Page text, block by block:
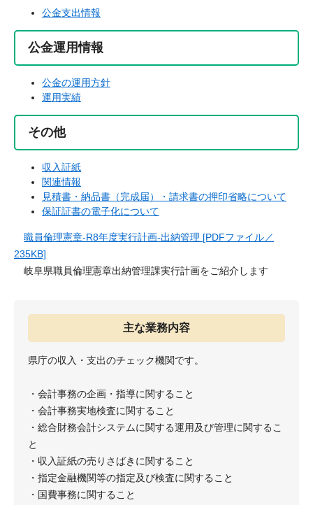
公金支出情報
公金運用情報
公金の運用方針
運用実績
その他
収入証紙
関連情報
見積書・納品書（完成届）・請求書の押印省略について
保証証書の電子化について
職員倫理憲章-R8年度実行計画-出納管理 [PDFファイル／
235KB]
岐阜県職員倫理憲章出納管理課実行計画をご紹介します
主な業務内容
県庁の収入・支出のチェック機関です。
・会計事務の企画・指導に関すること
・会計事務実地検査に関すること
・総合財務会計システムに関する運用及び管理に関するこ
と
・収入証紙の売りさばきに関すること
・指定金融機関等の指定及び検査に関すること
・国費事務に関すること